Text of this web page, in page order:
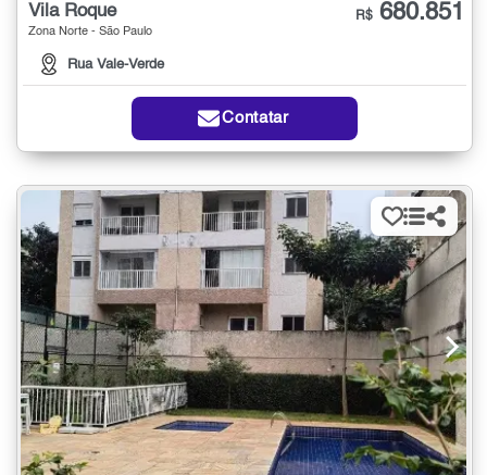
Vila Roque
Zona Norte - São Paulo
Rua Vale-Verde
R$ 680.851
Contatar